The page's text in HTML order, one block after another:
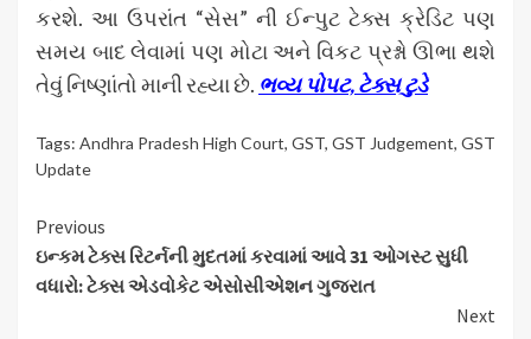
કરશે. આ ઉપરાંત “સેસ” ની ઈન્પુટ ટેક્સ ક્રેડિટ પણ
સમય બાદ લેવામાં પણ મોટા અને વિકટ પ્રશ્નો ઊભા થશે
તેવું નિષ્ણાંતો માની રહ્યા છે. ભવ્ય પોપટ, ટેક્સ ટુડે
Tags: Andhra Pradesh High Court, GST, GST Judgement, GST
Update
Continue
Reading
Previous
ઇન્કમ ટેક્સ રિટર્નની મુદતમાં કરવામાં આવે 31 ઓગસ્ટ સુધી
વધારો: ટેક્સ એડવોકેટ એસોસીએશન ગુજરાત
Next